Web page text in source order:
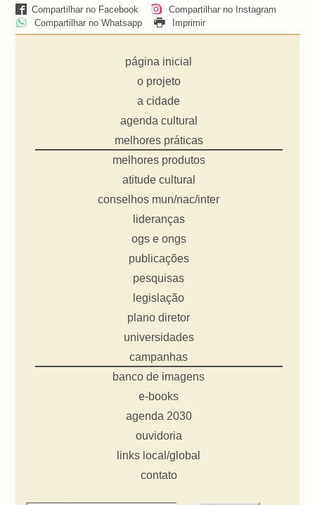
Compartilhar no Facebook
Compartilhar no Instagram
Compartilhar no Whatsapp
Imprimir
página inicial
o projeto
a cidade
agenda cultural
melhores práticas
melhores produtos
atitude cultural
conselhos mun/nac/inter
lideranças
ogs e ongs
publicações
pesquisas
legislação
plano diretor
universidades
campanhas
banco de imagens
e-books
agenda 2030
ouvidoria
links local/global
contato